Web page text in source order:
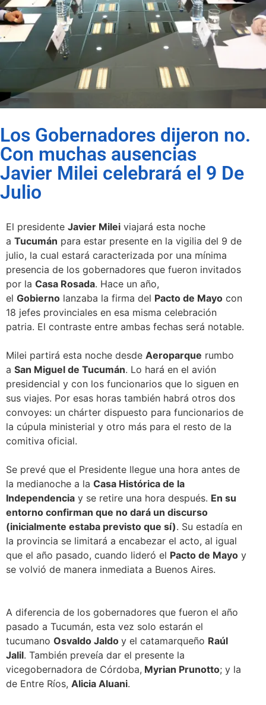
Los Gobernadores dijeron no.
Con muchas ausencias
Javier Milei celebrará el 9 De
Julio
El presidente Javier Milei viajará esta noche
a Tucumán para estar presente en la vigilia del 9 de
julio, la cual estará caracterizada por una mínima
presencia de los gobernadores que fueron invitados
por la Casa Rosada. Hace un año,
el Gobierno lanzaba la firma del Pacto de Mayo con
18 jefes provinciales en esa misma celebración
patria. El contraste entre ambas fechas será notable.
Milei partirá esta noche desde Aeroparque rumbo
a San Miguel de Tucumán. Lo hará en el avión
presidencial y con los funcionarios que lo siguen en
sus viajes. Por esas horas también habrá otros dos
convoyes: un chárter dispuesto para funcionarios de
la cúpula ministerial y otro más para el resto de la
comitiva oficial.
Se prevé que el Presidente llegue una hora antes de
la medianoche a la Casa Histórica de la
Independencia y se retire una hora después. En su
entorno confirman que no dará un discurso
(inicialmente estaba previsto que sí). Su estadía en
la provincia se limitará a encabezar el acto, al igual
que el año pasado, cuando lideró el Pacto de Mayo y
se volvió de manera inmediata a Buenos Aires.
A diferencia de los gobernadores que fueron el año
pasado a Tucumán, esta vez solo estarán el
tucumano Osvaldo Jaldo y el catamarqueño Raúl
Jalil. También preveía dar el presente la
vicegobernadora de Córdoba, Myrian Prunotto; y la
de Entre Ríos, Alicia Aluani.